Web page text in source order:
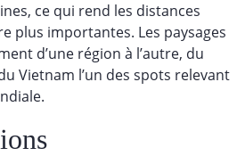
ce qui rend les distances
plus importantes. Les paysages
d’une région à l’autre, du
Vietnam l’un des spots relevant